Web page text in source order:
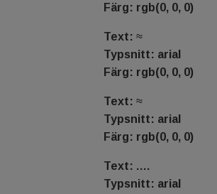
Färg: rgb(0, 0, 0)
Text: ≈
Typsnitt: arial
Färg: rgb(0, 0, 0)
Text: ≈
Typsnitt: arial
Färg: rgb(0, 0, 0)
Text: .…
Typsnitt: arial